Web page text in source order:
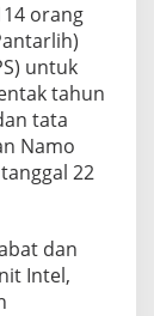
orang
untuk
tahun
tata
Namo
22
dan
Intel,